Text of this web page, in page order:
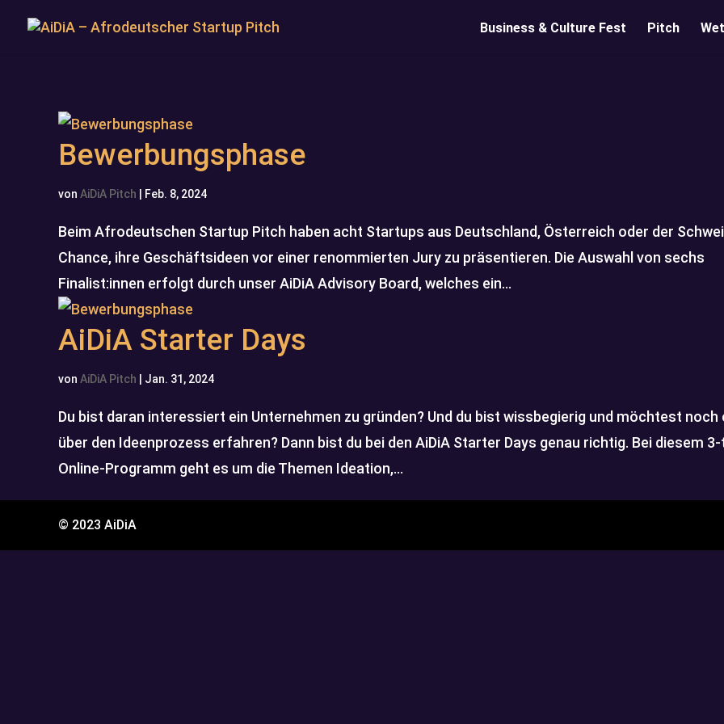
Business & Culture Fest Pitch
Bewerbungsphase
von AiDiA Pitch Feb. 8, 2024
Beim Afrodeutschen Startup Pitch haben acht Startups aus Deutschland, Österreich oder der
Chance, ihre Geschäftsideen vor einer renommierten Jury zu präsentieren. Die Auswahl von sechs
Finalist:innen erfolgt durch unser AiDiA Advisory Board, welches ein...
AiDiA Starter Days
von AiDiA Pitch Jan. 31, 2024
Du bist daran interessiert ein Unternehmen zu gründen? Und du bist wissbegierig und möchtest noch
über den Ideenprozess erfahren? Dann bist du bei den AiDiA Starter Days genau richtig. Bei diesem
Online-Programm geht es um die Themen Ideation,...
© 2023 AiDiA